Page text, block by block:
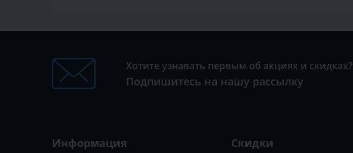
Хотите узнавать первым об акциях и скидках?
Подпишитесь на нашу рассылку
Информация Скидки